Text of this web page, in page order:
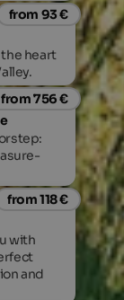
from 93 €
the heart
from 756 €
from 118 €
with
and